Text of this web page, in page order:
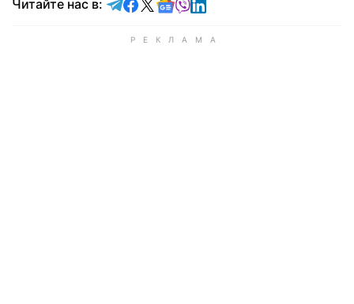
Читайте нас в: Читайте в Telegram
Читайте в Facebook
Читайте в X
Читайте в Google news
Читайте в Viber
Читайте в LinkedIn